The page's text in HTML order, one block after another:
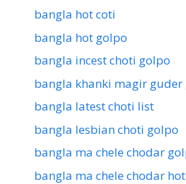
bangla hot coti
bangla hot golpo
bangla incest choti golpo
bangla khanki magir guder
bangla latest choti list
bangla lesbian choti golpo
bangla ma chele chodar
bangla ma chele chodar